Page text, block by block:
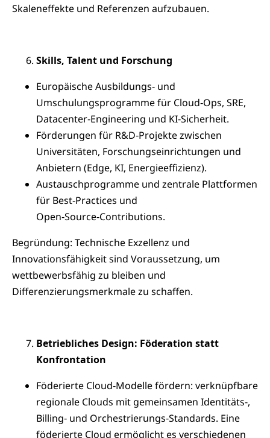
Skaleneffekte und Referenzen aufzubauen.
Skills, Talent und Forschung
Europäische Ausbildungs‑ und
Umschulungsprogramme für Cloud‑Ops, SRE,
Datacenter‑Engineering und KI‑Sicherheit.
Förderungen für R&D‑Projekte zwischen
Universitäten, Forschungseinrichtungen und
Anbietern (Edge, KI, Energieeffizienz).
Austauschprogramme und zentrale Plattformen
für Best‑Practices und
Open‑Source‑Contributions.
Begründung: Technische Exzellenz und
Innovationsfähigkeit sind Voraussetzung, um
wettbewerbsfähig zu bleiben und
Differenzierungsmerkmale zu schaffen.
Betriebliches Design: Föderation statt
Konfrontation
Föderierte Cloud‑Modelle fördern: verknüpfbare
regionale Clouds mit gemeinsamen Identitäts‑,
Billing‑ und Orchestrierungs‑Standards. Eine
föderierte Cloud ermöglicht es verschiedenen